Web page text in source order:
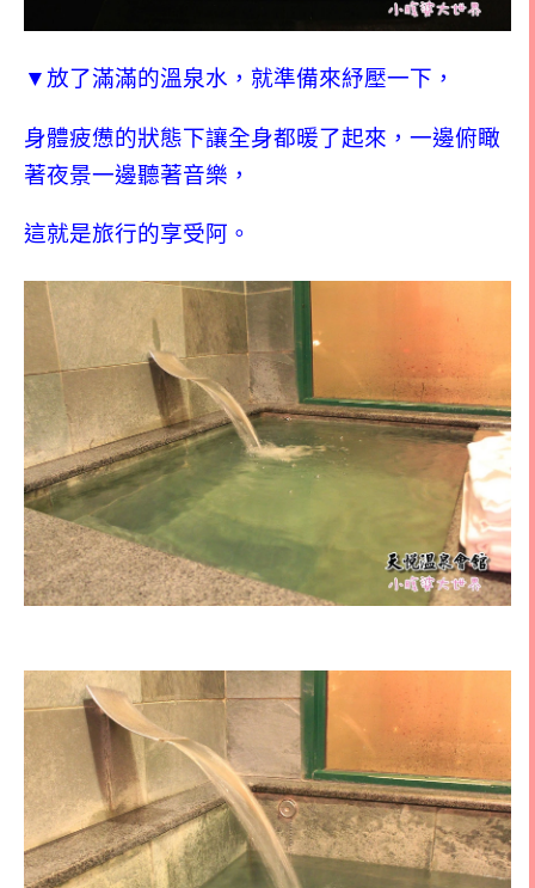
▼放了滿滿的溫泉水，就準備來紓壓一下，
身體疲憊的狀態下讓全身都暖了起來，一邊俯瞰
著夜景一邊聽著音樂，
這就是旅行的享受阿。